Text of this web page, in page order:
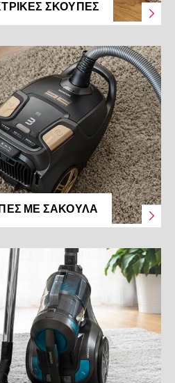
ΣΚΟΎΠΕΣ
ΜΕ ΣΑΚΟΎΛΑ